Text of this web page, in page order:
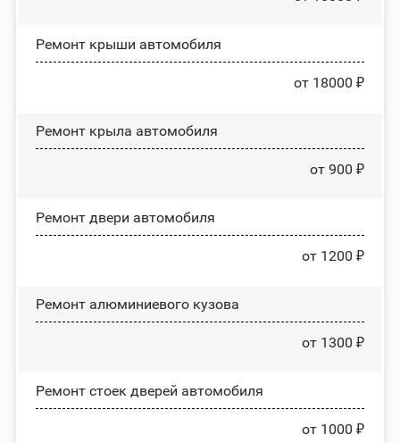
Ремонт крыши автомобиля
от 18000 ₽
Ремонт крыла автомобиля
от 900 ₽
Ремонт двери автомобиля
от 1200 ₽
Ремонт алюминиевого кузова
от 1300 ₽
Ремонт стоек дверей автомобиля
от 1000 ₽